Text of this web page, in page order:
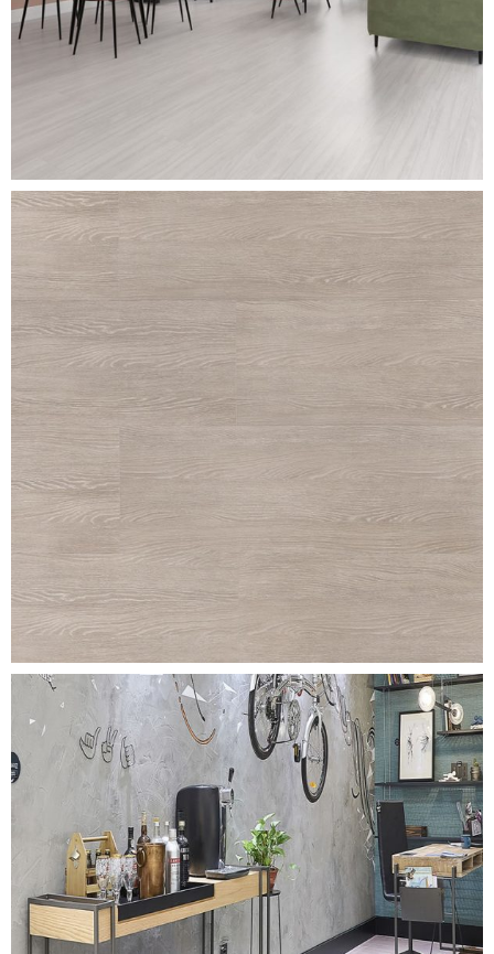
sbiancato
sbiancato